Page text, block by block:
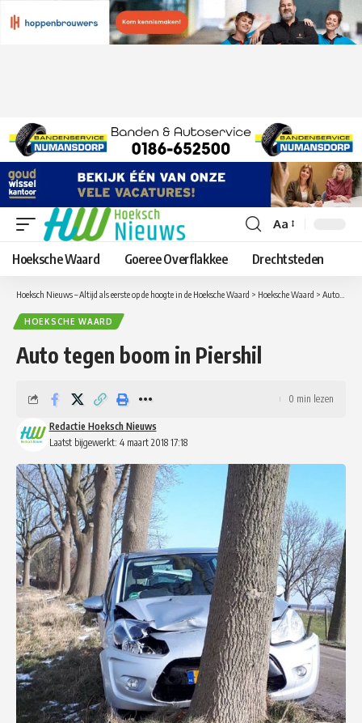
Lettergrootte
aanpassen
Aa
Hoeksche Waard Goeree Overflakkee Drechtsteden
Hoeksch Nieuws – Altijd als eerste op de hoogte in de Hoeksche Waard > Hoeksche Waard > Auto tegen boom in Piershil
HOEKSCHE WAARD
Auto tegen boom in Piershil
Laatst bijgewerkt: 4 maart 2018 17:18
Redactie Hoeksch Nieuws
0 min lezen